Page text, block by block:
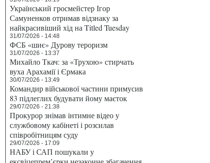
Український гросмейстер Ігор
Самуненков отримав відзнаку за
найкрасивіший хід на Titled Tuesday
31/07/2026 - 14:48
ФСБ «шиє» Дурову тероризм
31/07/2026 - 13:37
Михайло Ткач: за «Трухою» стирчать
вуха Арахамії і Єрмака
30/07/2026 - 13:49
Командир військової частини примусив
83 підлеглих будувати йому маєток
29/07/2026 - 21:38
Прокурор знімав інтимне відео у
службовому кабінеті і розсилав
співробітницям суду
29/07/2026 - 17:09
НАБУ і САП пошукали у